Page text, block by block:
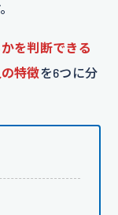
を判断できる
特徴を6つに分